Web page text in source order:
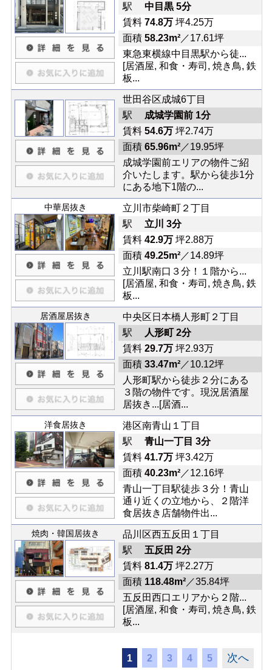
駅 中目黒 5分
賃料 74.8万坪4.25万
面積 58.23m²／17.61坪
東急東横線中目黒駅から徒...
[居酒屋, 和食・寿司, 焼き鳥, 鉄
板...
世田谷区成城6丁目
駅 成城学園前 1分
賃料 54.6万坪2.74万
面積 65.96m²／19.95坪
成城学園前エリアの物件ご紹
介いたします。駅から徒歩1分
にある地下1階の...
中華居抜き
立川市柴崎町２丁目
駅 立川 3分
賃料 42.9万坪2.88万
面積 49.25m²／14.89坪
立川駅南口３分！１階から...
[居酒屋, 和食・寿司, 焼き鳥, 鉄
板...
居酒屋居抜き
中央区日本橋人形町２丁目
駅
人形町 2分
賃料 29.7万坪2.93万
面積 33.47m²／10.12坪
人形町駅から徒歩２分にある
３階の物件です。現況居酒屋
居抜き...[居酒...
洋食居抜き
港区南青山１丁目
駅 青山一丁目 3分
賃料 41.7万坪3.42万
面積 40.23m²／12.16坪
青山一丁目駅徒歩３分！青山
通り近くの立地から、２階洋
食居抜き店舗物件出...
焼肉・韓国居抜き
品川区西五反田１丁目
駅 五反田 2分
賃料 81.4万坪2.27万
面積 118.48m²／35.84坪
五反田西口エリアから２階...
[居酒屋, 和食・寿司, 焼き鳥, 鉄
板...
1 2 3 4 5 次へ